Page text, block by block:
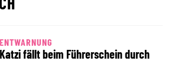
ENTWARNUNG
Katzi fällt beim Führerschein durch